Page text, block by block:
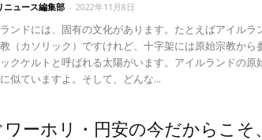
ニュース編集部 - 2022年11月8日
ンドには、固有の文化があります。たとえばアイルラ
（カソリック）ですけれど、十字架には原始宗教から
クケルトと呼ばれる太陽がいます。アイルランドの原
似ていますよ。そして、どんな...
ワーホリ・円安の今だからこそ